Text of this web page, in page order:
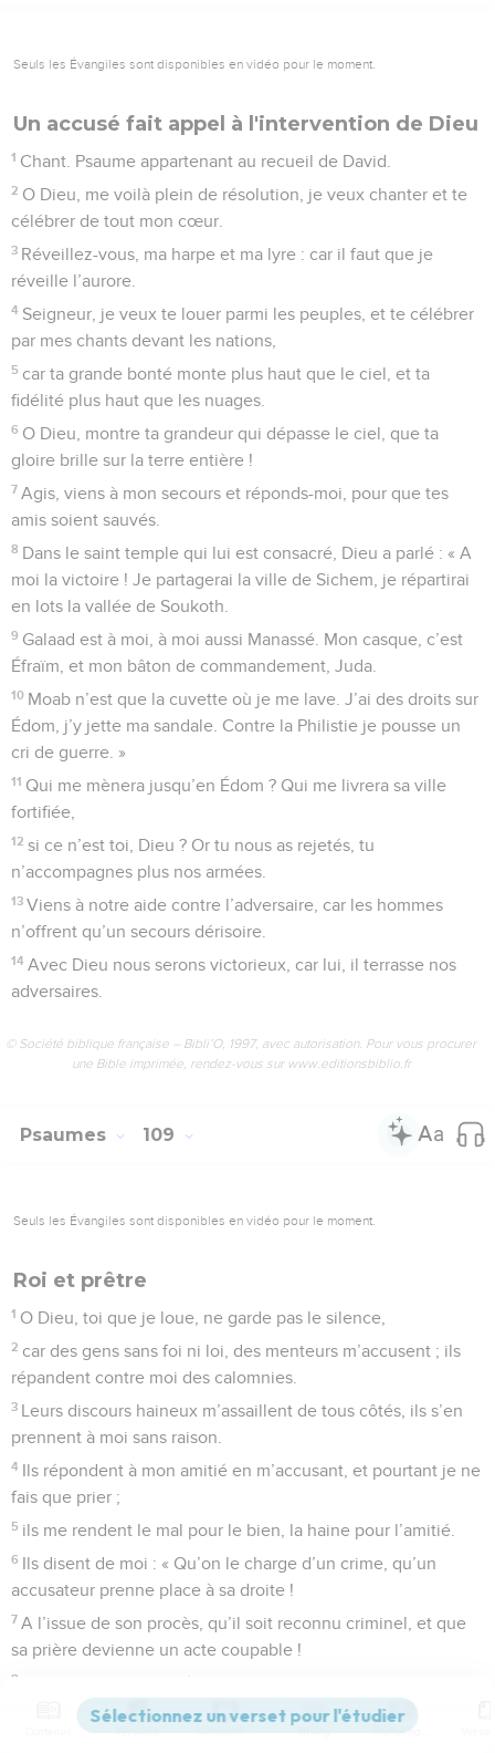
Seuls les Évangiles sont disponibles en vidéo pour le moment.
Un accusé fait appel à l'intervention de Dieu
1 Chant. Psaume appartenant au recueil de David.
2 O Dieu, me voilà plein de résolution, je veux chanter et te
célébrer de tout mon cœur.
3 Réveillez-vous, ma harpe et ma lyre : car il faut que je
réveille l’aurore.
4 Seigneur, je veux te louer parmi les peuples, et te célébrer
par mes chants devant les nations,
5 car ta grande bonté monte plus haut que le ciel, et ta
fidélité plus haut que les nuages.
6 O Dieu, montre ta grandeur qui dépasse le ciel, que ta
gloire brille sur la terre entière !
7 Agis, viens à mon secours et réponds-moi, pour que tes
amis soient sauvés.
8 Dans le saint temple qui lui est consacré, Dieu a parlé : « A
moi la victoire ! Je partagerai la ville de Sichem, je répartirai
en lots la vallée de Soukoth.
9 Galaad est à moi, à moi aussi Manassé. Mon casque, c’est
Éfraïm, et mon bâton de commandement, Juda.
10 Moab n’est que la cuvette où je me lave. J’ai des droits sur
Édom, j’y jette ma sandale. Contre la Philistie je pousse un
cri de guerre. »
11 Qui me mènera jusqu’en Édom ? Qui me livrera sa ville
fortifiée,
12 si ce n’est toi, Dieu ? Or tu nous as rejetés, tu
n’accompagnes plus nos armées.
13 Viens à notre aide contre l’adversaire, car les hommes
n’offrent qu’un secours dérisoire.
14 Avec Dieu nous serons victorieux, car lui, il terrasse nos
adversaires.
© Société biblique française – Bibli’O, 1997, avec autorisation. Pour vous procurer
une Bible imprimée, rendez-vous sur www.editionsbiblio.fr
Psaumes 109
Seuls les Évangiles sont disponibles en vidéo pour le moment.
Roi et prêtre
1 O Dieu, toi que je loue, ne garde pas le silence,
2 car des gens sans foi ni loi, des menteurs m’accusent ; ils
répandent contre moi des calomnies.
3 Leurs discours haineux m’assaillent de tous côtés, ils s’en
prennent à moi sans raison.
4 Ils répondent à mon amitié en m’accusant, et pourtant je ne
fais que prier ;
5 ils me rendent le mal pour le bien, la haine pour l’amitié.
6 Ils disent de moi : « Qu’on le charge d’un crime, qu’un
accusateur prenne place à sa droite !
7 A l’issue de son procès, qu’il soit reconnu criminel, et que
sa prière devienne un acte coupable !
8
fonctions !
Versions Commentaires Strong